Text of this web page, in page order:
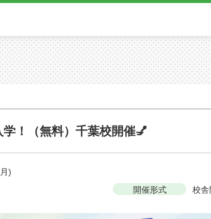
！（無料）千葉校開催💅
)
開催形式 校舎